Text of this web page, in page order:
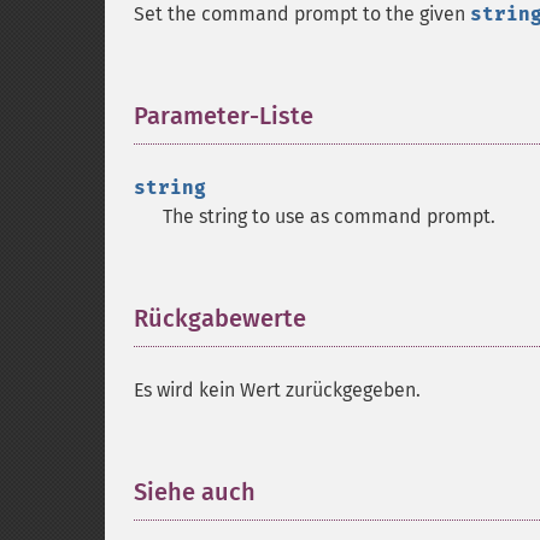
Set the command prompt to the given
Parameter-Liste
string
The string to use as command prompt.
Rückgabewerte
Es wird kein Wert zurückgegeben.
Siehe auch